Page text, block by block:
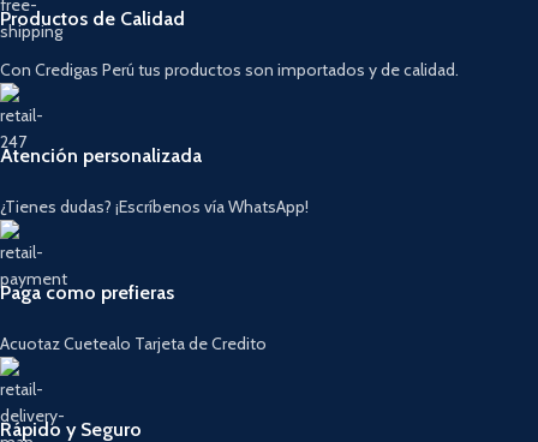
Productos de Calidad
Con Credigas Perú tus productos son importados y de calidad.
Atención personalizada
¿Tienes dudas? ¡Escríbenos vía WhatsApp!
Paga como prefieras
Acuotaz Cuetealo Tarjeta de Credito
Rápido y Seguro